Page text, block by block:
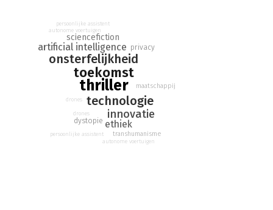
die het hoogtepunt van haar carrière had moeten worden – de
lancering van de spectaculaire nieuwe technologie Eternal – in
een absolute nachtmerrie.
thriller
toekomst
technologie
onsterfelijkheid
innovatie
ethiek
artificial intelligence
sciencefiction
dystopie
privacy
transhumanisme
maatschappij
autonome voertuigen
drones
persoonlijke assistent
autonome voertuigen
drones
persoonlijke assistent